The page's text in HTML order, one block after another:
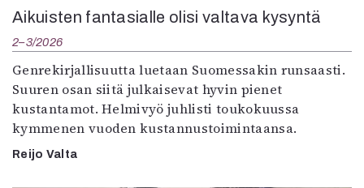
Aikuisten fantasialle olisi valtava kysyntä
2–3/2026
Genrekirjallisuutta luetaan Suomessakin runsaasti.
Suuren osan siitä julkaisevat hyvin pienet
kustantamot. Helmivyö juhlisti toukokuussa
kymmenen vuoden kustannustoimintaansa.
Reijo Valta